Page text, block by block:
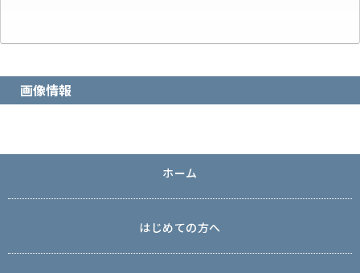
画像情報
ホーム
はじめての方へ